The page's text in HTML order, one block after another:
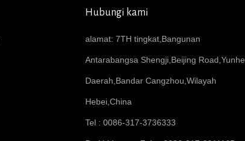
Hubungi kami
alamat: 7TH tingkat,Bangunan
Antarabangsa Shengji,Beijing Road,Yunhe
Daerah,Bandar Cangzhou,Wilayah
Hebei,China
Tel : 0086-317-3736333